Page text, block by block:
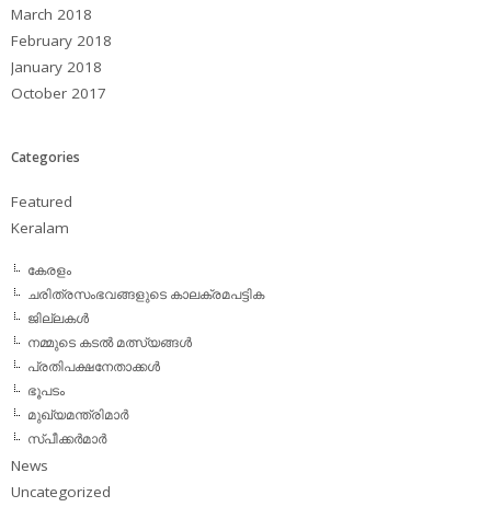
March 2018
February 2018
January 2018
October 2017
Categories
Featured
Keralam
കേരളം
ചരിത്രസംഭവങ്ങളുടെ കാലക്രമപട്ടിക
ജില്ലകള്‍
നമ്മുടെ കടല്‍ മത്സ്യങ്ങള്‍
പ്രതിപക്ഷനേതാക്കള്‍
ഭൂപടം
മുഖ്യമന്ത്രിമാര്‍
സ്പീക്കര്‍മാര്‍
News
Uncategorized